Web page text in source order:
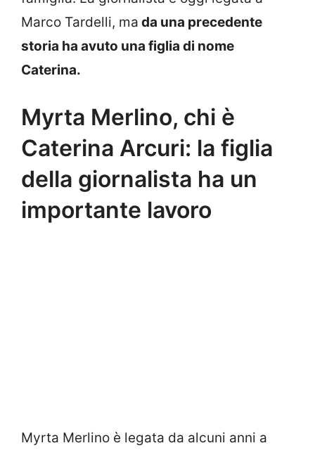
Marco Tardelli, ma da una precedente
storia ha avuto una figlia di nome
Caterina.
Myrta Merlino, chi è
Caterina Arcuri: la figlia
della giornalista ha un
importante lavoro
Myrta Merlino è legata da alcuni anni a